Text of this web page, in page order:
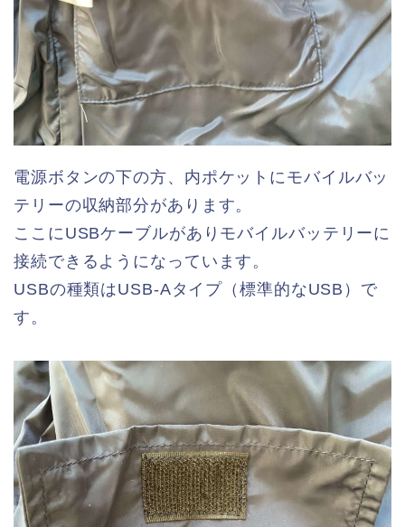
電源ボタンの下の方、内ポケットにモバイルバッ
テリーの収納部分があります。
ここにUSBケーブルがありモバイルバッテリーに
接続できるようになっています。
USBの種類はUSB-Aタイプ（標準的なUSB）で
す。